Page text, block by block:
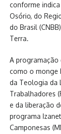
conforme
Osório, do
do Brasil
Terra.
A programação
como o monge
da Teologia da
Trabalhadores
e da liberação
programa
Camponesas